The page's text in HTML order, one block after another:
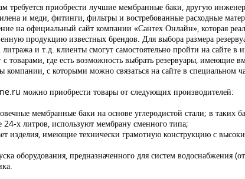
требуется приобрести лучшие мембранные баки, другую
и меди, фитинги, фильтры и востребованные расходные
на официальный сайт компании «Сантех Онлайн», которая
продукцию известных брендов. Для выбора размера
и т.д. клиенты смогут самостоятельно пройти на сайте
с товарами, где есть возможность выбрать резервуары, имеющие
с которыми можно связаться на сайте в специальном
можно приобрести товары от следующих производителей:
мембранные баки на основе углеродистой стали; в таких
х литров, используют мембрану сменного типа;
изделия, имеющие технически грамотную конструкцию с
оборудования, предназначенного для систем водоснабжения